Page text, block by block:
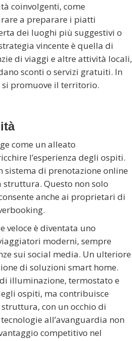
coinvolgenti, come
a preparare i piatti
dei luoghi più suggestivi o
vincente è quella di
di viaggi e altre attività locali,
sconti o servizi gratuiti. In
si promuove il territorio.
come un alleato
l’esperienza degli ospiti.
sistema di prenotazione online
Questo non solo
anche ai proprietari di
veloce è diventata uno
moderni, sempre
sui social media. Un ulteriore
di soluzioni smart home.
illuminazione, termostato e
ospiti, ma contribuisce
con un occhio di
all’avanguardia non
competitivo nel